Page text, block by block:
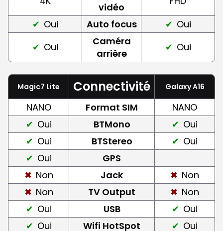
vidéo
Oui
Auto focus
Oui
Oui
Caméra
arrière
Oui
Magic7 Lite Connectivité Galaxy A16
NANO Format SIM
NANO
Oui
BTMono
Oui
Oui
BTStereo
Oui
Oui
GPS
Non
Jack
Non
Non
TV Output
Non
Oui
USB
Oui
Oui
Wifi HotSpot Oui